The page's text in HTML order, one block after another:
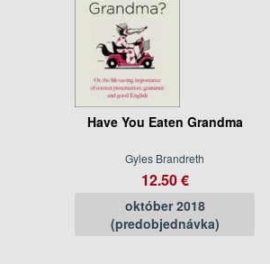
Have You Eaten Grandma
Gyles Brandreth
12.50 €
október 2018
(predobjednávka)